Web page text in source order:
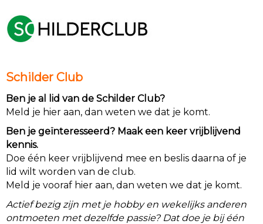
Schilder Club
Ben je al lid van de Schilder Club?
Meld je hier aan, dan weten we dat je komt.
Ben je geïnteresseerd? Maak een keer vrijblijvend
kennis.
Doe één keer vrijblijvend mee en beslis daarna of je
lid wilt worden van de club.
Meld je vooraf hier aan, dan weten we dat je komt.
Actief bezig zijn met je hobby en wekelijks anderen
ontmoeten met dezelfde passie? Dat doe je bij één